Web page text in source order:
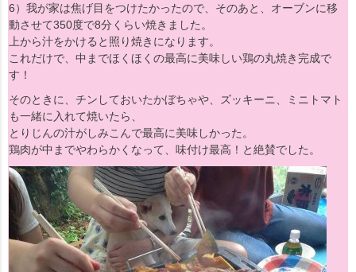
6）我が家は焦げ目をつけたかったので、そのあと、オーブンに移
動させて350度で8分くらい焼きました。
上から汁をかけると照り焼きになります。
これだけで、中までほくほくの最高に美味しい鶏の丸焼き完成で
す！
そのときに、チンしておいたかぼちゃや、ズッキーニ、ミニトマト
も一緒に入れて焼いたら、
とりじんの汁がしみこんで最高に美味しかった。
鶏肉が中までやわらかくなって、味付け最高！と絶賛でした。